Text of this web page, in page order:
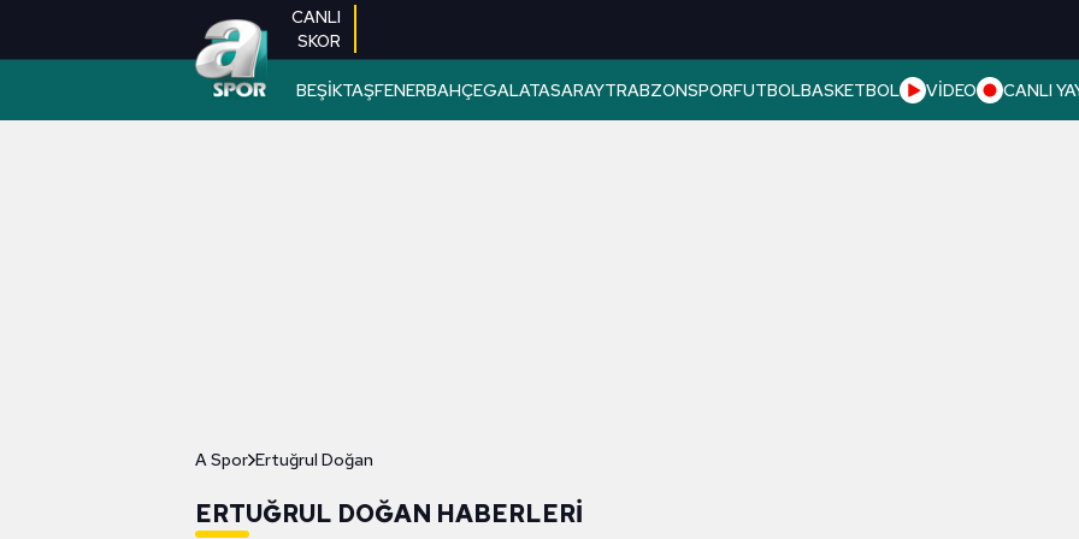
CANLI
SKOR
BEŞİKTAŞFENERBAHÇEGALATASARAYTRABZONSPORFUTBOLBASKETBOL VİDEO CANLI
A Spor Ertuğrul Doğan
ERTUĞRUL DOĞAN HABERLERI